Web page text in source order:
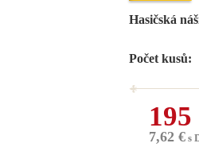
Hasičská
Počet kusů:
7,62 €s